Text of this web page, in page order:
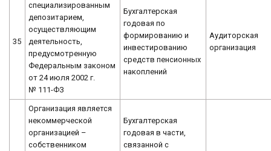
35
специализированным
депозитарием,
осуществляющим
деятельность,
предусмотренную
Федеральным законом
от 24 июля 2002 г.
№ 111-ФЗ
Бухгалтерская
годовая по
формированию и
инвестированию
средств пенсионных
накоплений
Аудиторская
организация
Организация является
некоммерческой
организацией –
собственником
Бухгалтерская
годовая в части,
связанной с